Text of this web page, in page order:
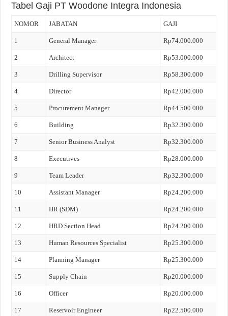
Tabel Gaji PT Woodone Integra Indonesia
NOMOR JABATAN GAJI
1 General Manager Rp74.000.000
2 Architect Rp53.000.000
3 Drilling Supervisor Rp58.300.000
4 Director Rp42.000.000
5 Procurement Manager Rp44.500.000
6 Building Rp32.300.000
7 Senior Business Analyst Rp32.300.000
8 Executives Rp28.000.000
9 Team Leader Rp32.300.000
10 Assistant Manager Rp24.200.000
11 HR (SDM) Rp24.200.000
12 HRD Section Head Rp24.200.000
13 Human Resources Specialist Rp25.300.000
14 Planning Manager Rp25.300.000
15 Supply Chain Rp20.000.000
16 Officer Rp20.000.000
17 Reservoir Engineer Rp22.500.000